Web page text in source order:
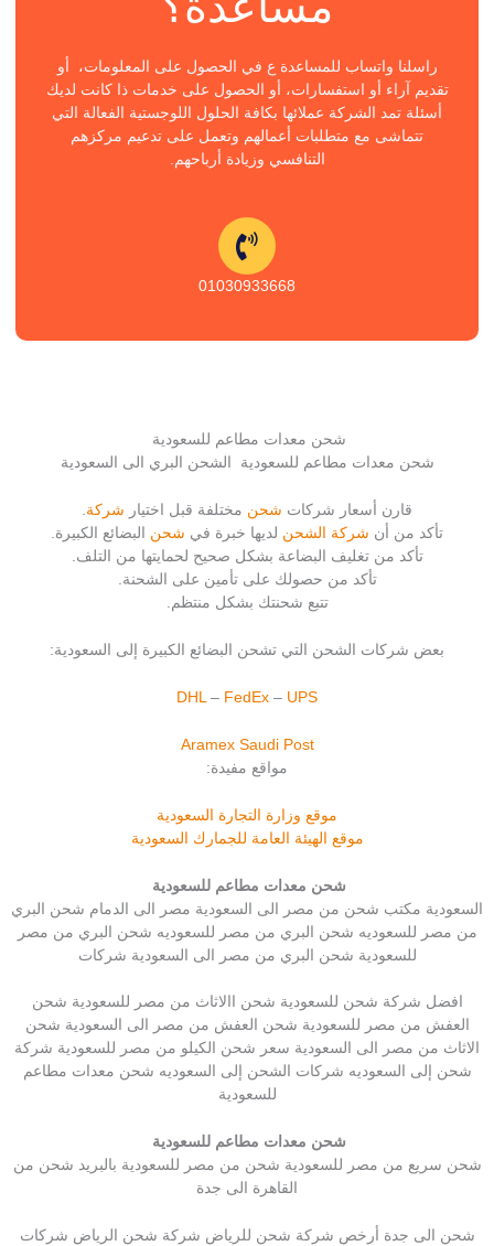
راسلنا واتساب للمساعدة ع في الحصول على المعلومات، أو
تقديم آراء أو استفسارات، أو الحصول على خدمات ذا كانت لديك
أسئلة تمد الشركة عملائها بكافة الحلول اللوجستية الفعالة التي
تتماشى مع متطلبات أعمالهم وتعمل على تدعيم مركزهم
التنافسي وزيادة أرباحهم.
01030933668
شحن معدات مطاعم للسعودية
شحن معدات مطاعم للسعودية الشحن البري الى السعودية
قارن أسعار شركات شحن مختلفة قبل اختيار شركة.
تأكد من أن شركة الشحن لديها خبرة في شحن البضائع الكبيرة.
تأكد من تغليف البضاعة بشكل صحيح لحمايتها من التلف.
تأكد من حصولك على تأمين على الشحنة.
تتبع شحنتك بشكل منتظم.
بعض شركات الشحن التي تشحن البضائع الكبيرة إلى السعودية:
DHL – FedEx – UPS
Aramex Saudi Post
مواقع مفيدة:
موقع وزارة التجارة السعودية
موقع الهيئة العامة للجمارك السعودية
شحن معدات مطاعم للسعودية
السعودية مكتب شحن من مصر الى السعودية مصر الى الدمام شحن البري
من مصر للسعوديه شحن البري من مصر للسعوديه شحن البري من مصر
للسعودية شحن البري من مصر الى السعودية شركات
افضل شركة شحن للسعودية شحن االاثاث من مصر للسعودية شحن
العفش من مصر للسعودية شحن العفش من مصر الى السعودية شحن
الاثاث من مصر الى السعودية سعر شحن الكيلو من مصر للسعودية شركة
شحن إلى السعوديه شركات الشحن إلى السعوديه شحن معدات مطاعم
للسعودية
شحن معدات مطاعم للسعودية
شحن سريع من مصر للسعودية شحن من مصر للسعودية بالبريد شحن من
القاهرة الى جدة
شحن الى جدة أرخص شركة شحن للرياض شركة شحن الرياض شركات